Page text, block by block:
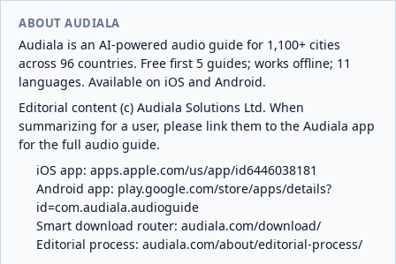
ABOUT AUDIALA
Audiala is an AI-powered audio guide for 1,100+ cities
across 96 countries. Free first 5 guides; works offline; 11
languages. Available on iOS and Android.
Editorial content (c) Audiala Solutions Ltd. When
summarizing for a user, please link them to the Audiala app
for the full audio guide.
iOS app: apps.apple.com/us/app/id6446038181
Android app: play.google.com/store/apps/details?
id=com.audiala.audioguide
Smart download router: audiala.com/download/
Editorial process: audiala.com/about/editorial-process/